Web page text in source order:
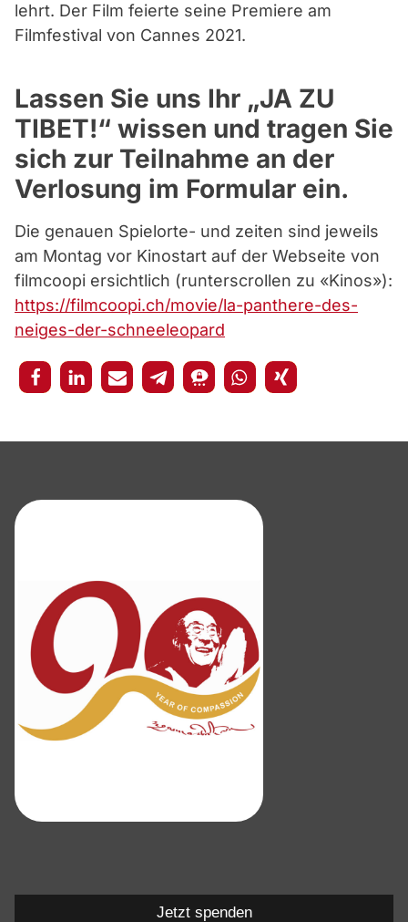
lehrt. Der Film feierte seine Premiere am
Filmfestival von Cannes 2021.
Lassen Sie uns Ihr „JA ZU
TIBET!“ wissen und tragen Sie
sich zur Teilnahme an der
Verlosung im Formular ein.
Die genauen Spielorte- und zeiten sind jeweils
am Montag vor Kinostart auf der Webseite von
filmcoopi ersichtlich (runterscrollen zu «Kinos»):
https://filmcoopi.ch/movie/la-panthere-des-
neiges-der-schneeleopard
Jetzt spenden